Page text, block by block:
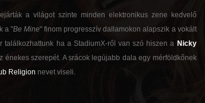
a világot szinte minden elektronikus zene kedvelő
a "Be Mine" finom progresszív dallamokon alapszik a vokált
találkozhattunk ha a StadiumX-ről van szó hiszen a Nicky
énekes szerepét. A srácok legújabb dala egy mérföldkőnek
Religion nevet viseli.